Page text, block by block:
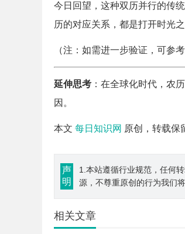
今日回望，这种双历并行的传
历的对应关系，都是打开时光之
（注：如需进一步验证，可参
延伸思考 ：在全球化时代，农
因。
本文 每日知识网 原创，转载保
声
明
1.本站遵循行业规范，任何
源，不尊重原创的行为我们
相关文章